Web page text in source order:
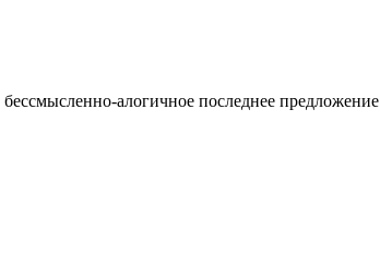
алогичное последнее предложение